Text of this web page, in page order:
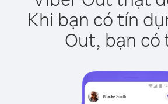
Khi bạn có tín
Out, bạn có